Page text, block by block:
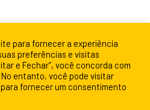
para fornecer a experiência
preferências e visitas
e Fechar”, você concorda com
No entanto, você pode visitar
fornecer um consentimento